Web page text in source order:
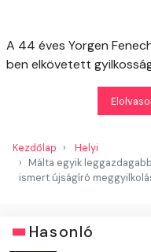
A 44 éves Yorgen
ben elkövetett
Kezdőlap
Helyi
Málta egyik
ismert újságíró
Hasonló